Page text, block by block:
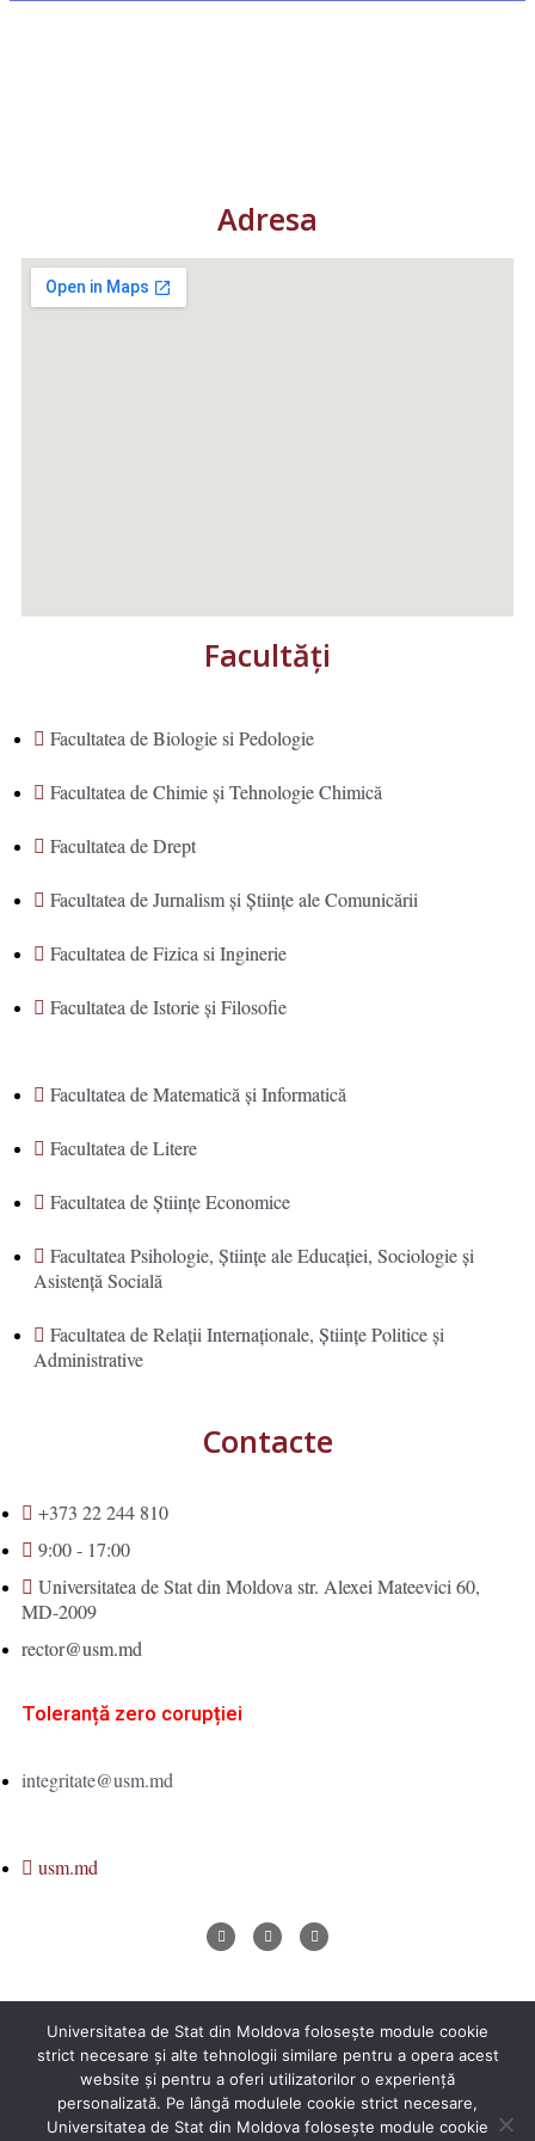
Adresa
Facultăţi
Facultatea de Biologie si Pedologie
Facultatea de Chimie şi Tehnologie Chimică
Facultatea de Drept
Facultatea de Jurnalism şi Ştiinţe ale Comunicării
Facultatea de Fizica si Inginerie
Facultatea de Istorie şi Filosofie
Facultatea de Matematică şi Informatică
Facultatea de Litere
Facultatea de Științe Economice
Facultatea Psihologie, Ştiinţe ale Educaţiei, Sociologie și
Asistență Socială
Facultatea de Relaţii Internaţionale, Ştiinţe Politice şi
Administrative
Contacte
+373 22 244 810
9:00 - 17:00
Universitatea de Stat din Moldova str. Alexei Mateevici 60,
MD-2009
rector@usm.md
Toleranță zero corupției
integritate@usm.md
usm.md
Universitatea de Stat din Moldova 2026 © All Rights Reserved
Universitatea de Stat din Moldova folosește module cookie
strict necesare și alte tehnologii similare pentru a opera acest
website și pentru a oferi utilizatorilor o experiență
personalizată. Pe lângă modulele cookie strict necesare,
Universitatea de Stat din Moldova folosește module cookie